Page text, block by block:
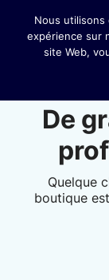
De
Quelque
boutique
Nous utilisons
expérience sur
site Web,